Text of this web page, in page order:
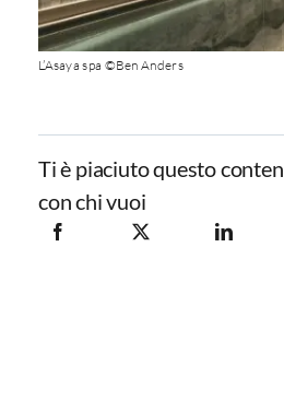
L’Asaya spa ©Ben Anders
Ti è piaciuto questo
con chi vuoi